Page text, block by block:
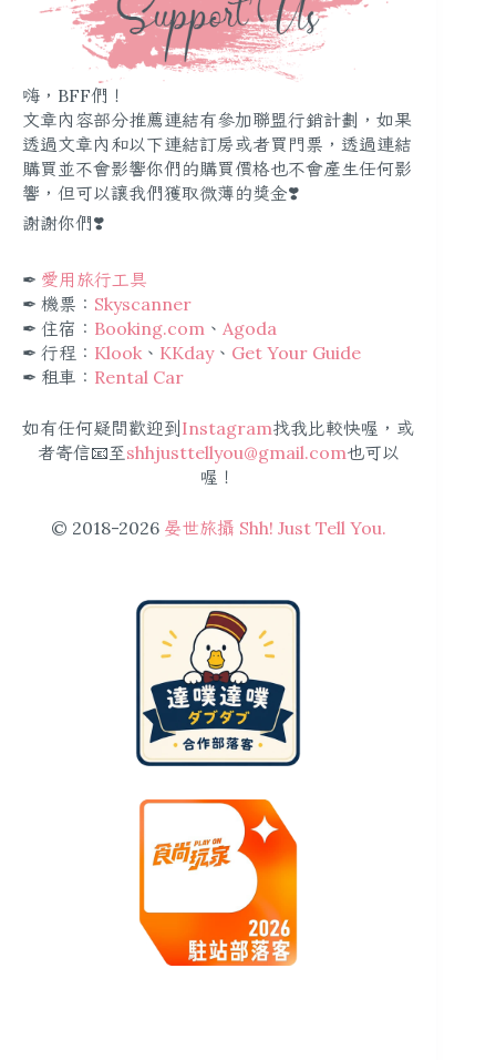
嗨，BFF們！
文章內容部分推薦連結有參加聯盟行銷計劃，如果
透過文章內和以下連結訂房或者買門票，透過連結
購買並不會影響你們的購買價格也不會產生任何影
響，但可以讓我們獲取微薄的獎金❣️
謝謝你們❣️
✒︎ 愛用旅行工具
✒︎ 機票： Skyscanner
✒︎ 住宿： Booking.com 、 Agoda
✒︎ 行程： Klook 、 KKday、 Get Your Guide
✒︎ 租車： Rental Car
如有任何疑問歡迎到 Instagram找我比較快喔，或
者寄信📧至shhjusttellyou@gmail.com也可以
喔！
© 2018-2026 晏世旅攝 Shh! Just Tell You.